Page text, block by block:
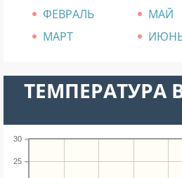
ФЕВРАЛЬ
МАЙ
МАРТ
25
30